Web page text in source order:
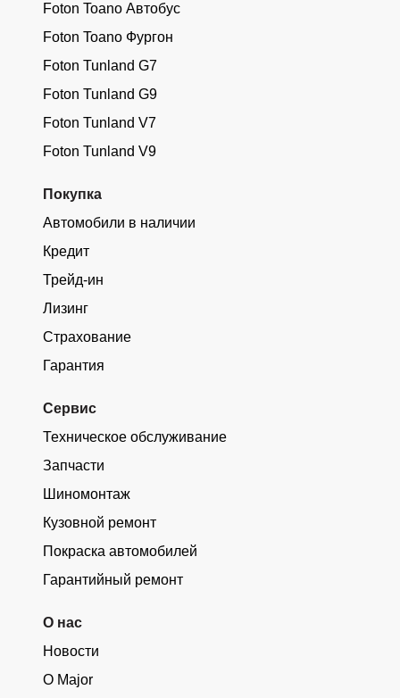
Foton Toano Автобус
Foton Toano Фургон
Foton Tunland G7
Foton Tunland G9
Foton Tunland V7
Foton Tunland V9
Покупка
Автомобили в наличии
Кредит
Трейд-ин
Лизинг
Страхование
Гарантия
Сервис
Техническое обслуживание
Запчасти
Шиномонтаж
Кузовной ремонт
Покраска автомобилей
Гарантийный ремонт
О нас
Новости
О Major